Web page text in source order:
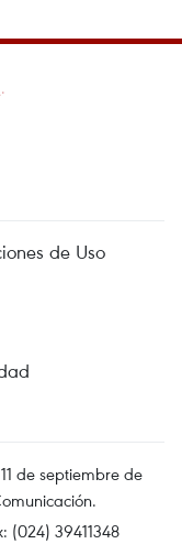
de Uso
de septiembre de
(024) 39411348